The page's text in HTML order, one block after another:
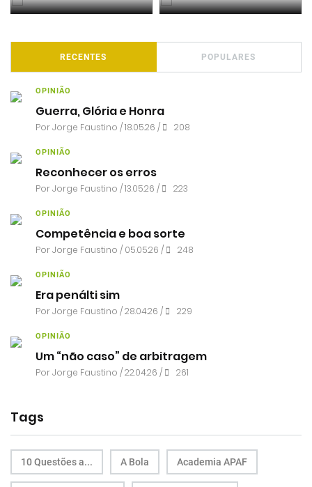
RECENTES POPULARES
OPINIÃO
Guerra, Glória e Honra
PorJorge Faustino / 18.05.26 / 208
OPINIÃO
Reconhecer os erros
PorJorge Faustino / 13.05.26 / 223
OPINIÃO
Competência e boa sorte
PorJorge Faustino / 05.05.26 / 248
OPINIÃO
Era penálti sim
PorJorge Faustino / 28.04.26 / 229
OPINIÃO
Um “não caso” de arbitragem
PorJorge Faustino / 22.04.26 / 261
Tags
10 Questões a... A Bola Academia APAF